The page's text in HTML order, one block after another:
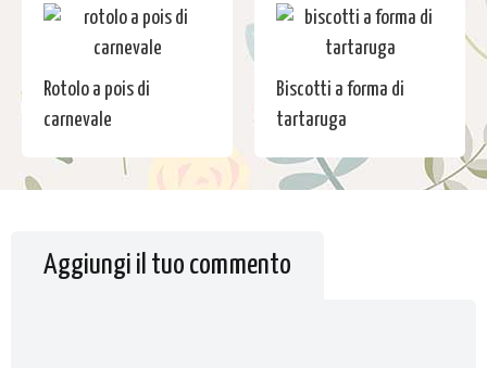
Rotolo a pois di
carnevale
Biscotti a forma di
tartaruga
Aggiungi il tuo commento